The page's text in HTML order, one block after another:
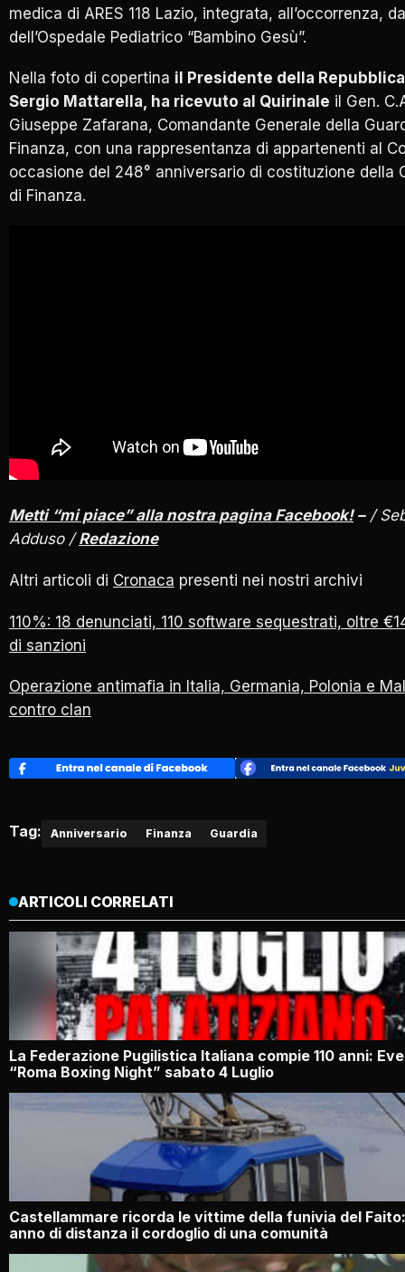
medica di ARES 118 Lazio, integrata, all’occorrenza,
dell’Ospedale Pediatrico “Bambino Gesù”.
Nella foto di copertina il Presidente della
Sergio Mattarella, ha ricevuto al Quirinale il Gen.
Giuseppe Zafarana, Comandante Generale della
Finanza, con una rappresentanza di appartenenti al
occasione del 248° anniversario di costituzione della
di Finanza.
Metti “mi piace” alla nostra pagina Facebook!–/
Adduso /Redazione
Altri articoli di Cronaca presenti nei nostri archivi
110%: 18 denunciati, 110 software sequestrati, oltre
di sanzioni
Operazione antimafia in Italia, Germania, Polonia e
contro clan
Tag: Anniversario Finanza Guardia
ARTICOLI CORRELATI
La Federazione Pugilistica Italiana compie 110 anni:
“Roma Boxing Night” sabato 4 Luglio
Castellammare ricorda le vittime della funivia del
anno di distanza il cordoglio di una comunità